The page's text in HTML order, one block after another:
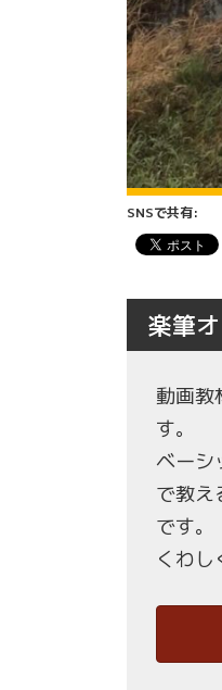
SNSで共有:
楽筆
動画教
す。
ベーシ
で教え
です。
くわし